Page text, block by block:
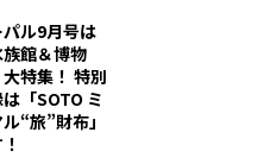
パル9月号は
族館＆博物
特集！ 特別
「SOTO ミ
“旅”財布」